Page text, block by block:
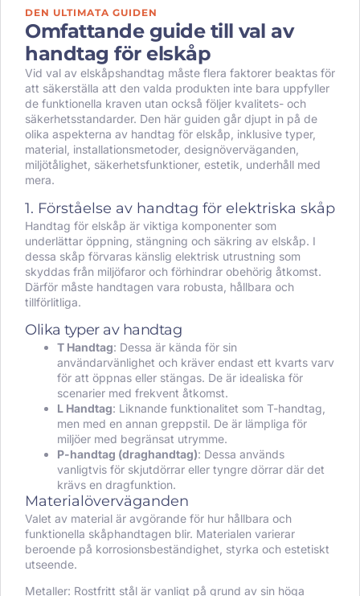
DEN ULTIMATA GUIDEN
Omfattande guide till val av
handtag för elskåp
Vid val av elskåpshandtag måste flera faktorer beaktas för
att säkerställa att den valda produkten inte bara uppfyller
de funktionella kraven utan också följer kvalitets- och
säkerhetsstandarder. Den här guiden går djupt in på de
olika aspekterna av handtag för elskåp, inklusive typer,
material, installationsmetoder, designöverväganden,
miljötålighet, säkerhetsfunktioner, estetik, underhåll med
mera.
1. Förståelse av handtag för elektriska skåp
Handtag för elskåp är viktiga komponenter som
underlättar öppning, stängning och säkring av elskåp. I
dessa skåp förvaras känslig elektrisk utrustning som
skyddas från miljöfaror och förhindrar obehörig åtkomst.
Därför måste handtagen vara robusta, hållbara och
tillförlitliga.
Olika typer av handtag
T Handtag: Dessa är kända för sin
användarvänlighet och kräver endast ett kvarts varv
för att öppnas eller stängas. De är idealiska för
scenarier med frekvent åtkomst.
L Handtag: Liknande funktionalitet som T-handtag,
men med en annan greppstil. De är lämpliga för
miljöer med begränsat utrymme.
P-handtag (draghandtag): Dessa används
vanligtvis för skjutdörrar eller tyngre dörrar där det
krävs en dragfunktion.
Materialöverväganden
Valet av material är avgörande för hur hållbara och
funktionella skåphandtagen blir. Materialen varierar
beroende på korrosionsbeständighet, styrka och estetiskt
utseende.
Metaller: Rostfritt stål är vanligt på grund av sin höga